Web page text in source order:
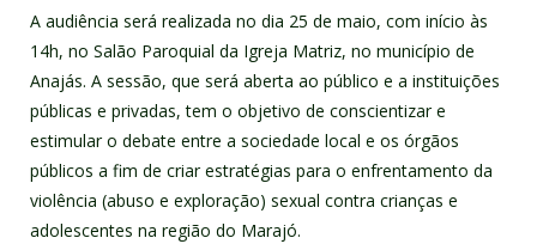
A audiência será realizada no dia 25 de maio, com início às
14h, no Salão Paroquial da Igreja Matriz, no município de
Anajás. A sessão, que será aberta ao público e a instituições
públicas e privadas, tem o objetivo de conscientizar e
estimular o debate entre a sociedade local e os órgãos
públicos a fim de criar estratégias para o enfrentamento da
violência (abuso e exploração) sexual contra crianças e
adolescentes na região do Marajó.